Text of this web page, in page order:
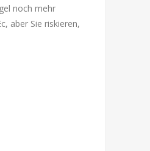
noch mehr
aber Sie riskieren,